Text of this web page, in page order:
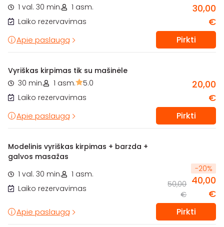
1 val. 30 min.
1 asm.
Laiko rezervavimas
30,00
€
Apie paslaugą Pirkti
Vyriškas kirpimas tik su mašinėle
30 min.
1 asm.
5.0
Laiko rezervavimas
20,00
€
Apie paslaugą Pirkti
Modelinis vyriškas kirpimas + barzda +
galvos masažas
1 val. 30 min.
1 asm.
Laiko rezervavimas
-20%
50,00
€
40,00
€
Apie paslaugą Pirkti